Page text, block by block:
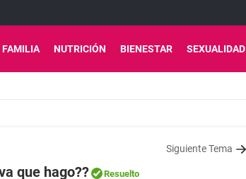
FAMILIA NUTRICIÓN BIENESTAR SEXUALIDAD
Siguiente Tema
que hago?? Resuelto